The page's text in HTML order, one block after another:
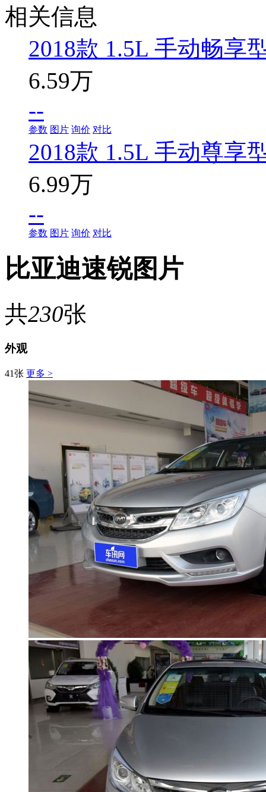
相关信息
2018款 1.5L 手动畅享
6.59万
--
参数 图片 询价 对比
2018款 1.5L 手动尊享
6.99万
--
参数 图片 询价 对比
比亚迪速锐图片
共230张
外观
41张 更多 >